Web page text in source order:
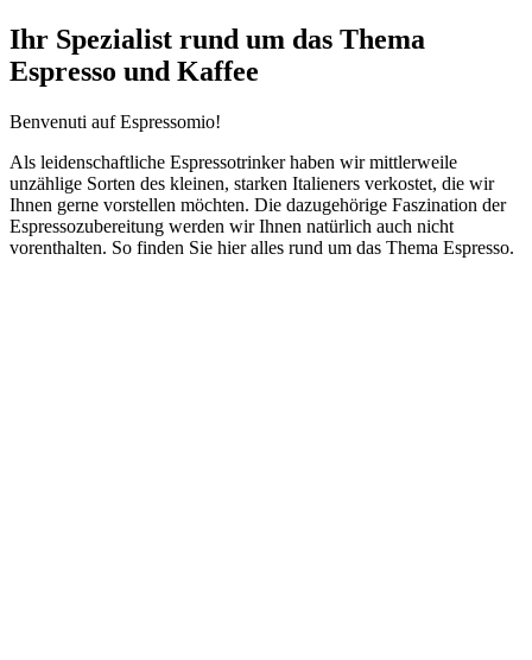
Ihr Spezialist rund um das Thema
Espresso und Kaffee
Benvenuti auf Espressomio!
Als leidenschaftliche Espressotrinker haben wir mittlerweile
unzählige Sorten des kleinen, starken Italieners verkostet, die wir
Ihnen gerne vorstellen möchten. Die dazugehörige Faszination der
Espressozubereitung werden wir Ihnen natürlich auch nicht
vorenthalten. So finden Sie hier alles rund um das Thema Espresso.